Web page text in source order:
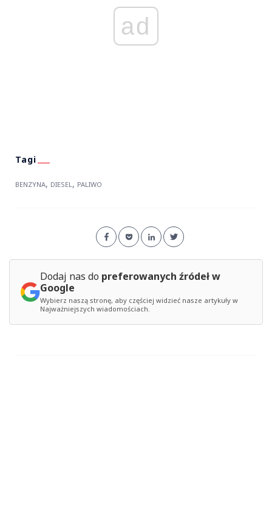
ad
BENZYNA, DIESEL, PALIWO
Dodaj nas do preferowanych źródeł w
Google
Wybierz naszą stronę, aby częściej widzieć nasze artykuły w
Najważniejszych wiadomościach.